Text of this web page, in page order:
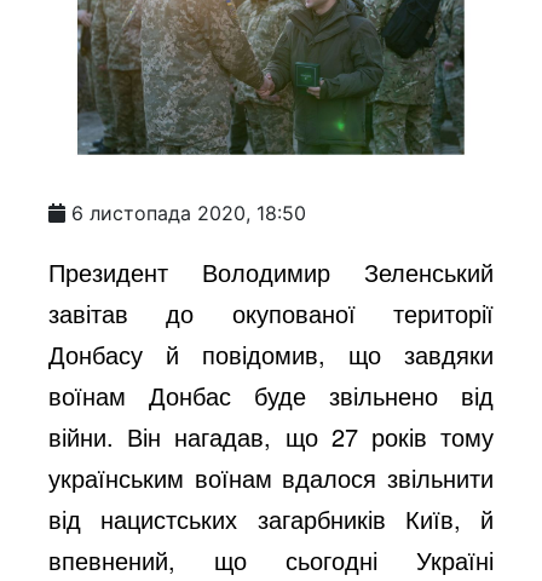
6 листопада 2020, 18:50
Президент Володимир Зеленський
завітав до окупованої території
Донбасу й повідомив, що завдяки
воїнам Донбас буде звільнено від
війни. Він нагадав, що 27 років тому
українським воїнам вдалося звільнити
від нацистських загарбників Київ, й
впевнений, що сьогодні Україні